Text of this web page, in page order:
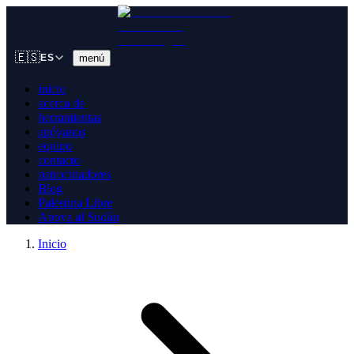
🇪🇸ES menú
inicio
acerca de
herramientas
apóyanos
equipo
contacto
patrocinadores
Blog
Palestina Libre
Apoya al Sudán
Inicio